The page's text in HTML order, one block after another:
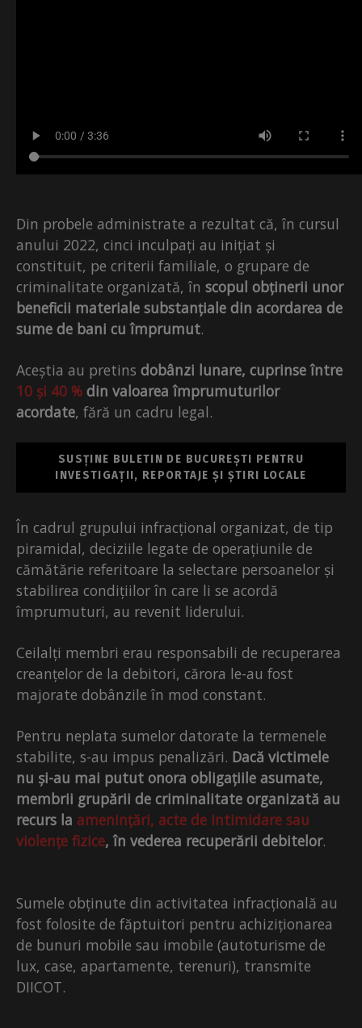
Din probele administrate a rezultat că, în cursul
anului 2022, cinci inculpați au inițiat și
constituit, pe criterii familiale, o grupare de
criminalitate organizată, în scopul obținerii unor
beneficii materiale substanțiale din acordarea de
sume de bani cu împrumut.
Aceștia au pretins dobânzi lunare, cuprinse între
10 și 40 % din valoarea împrumuturilor
acordate, fără un cadru legal.
SUSȚINE BULETIN DE BUCUREȘTI PENTRU
INVESTIGAȚII, REPORTAJE ȘI ȘTIRI LOCALE
În cadrul grupului infracțional organizat, de tip
piramidal, deciziile legate de operațiunile de
cămătărie referitoare la selectare persoanelor și
stabilirea condițiilor în care li se acordă
împrumuturi, au revenit liderului.
Ceilalți membri erau responsabili de recuperarea
creanțelor de la debitori, cărora le-au fost
majorate dobânzile în mod constant.
Pentru neplata sumelor datorate la termenele
stabilite, s-au impus penalizări. Dacă victimele
nu și-au mai putut onora obligațiile asumate,
membrii grupării de criminalitate organizată au
recurs la amenințări, acte de intimidare sau
violențe fizice, în vederea recuperării debitelor.
Sumele obținute din activitatea infracțională au
fost folosite de făptuitori pentru achiziționarea
de bunuri mobile sau imobile (autoturisme de
lux, case, apartamente, terenuri), transmite
DIICOT.